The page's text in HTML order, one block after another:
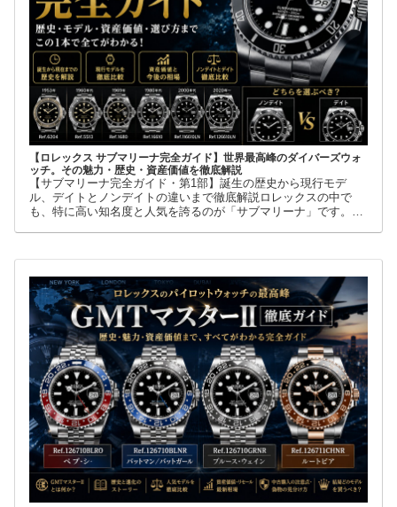
【ロレックス サブマリーナ完全ガイド】世界最高峰のダイバーズウォ
ッチ。その魅力・歴史・資産価値を徹底解説
【サブマリーナ完全ガイド・第1部】誕生の歴史から現行モデ
ル、デイトとノンデイトの違いまで徹底解説ロレックスの中で
も、特に高い知名度と人気を誇るのが「サブマリーナ」です。高